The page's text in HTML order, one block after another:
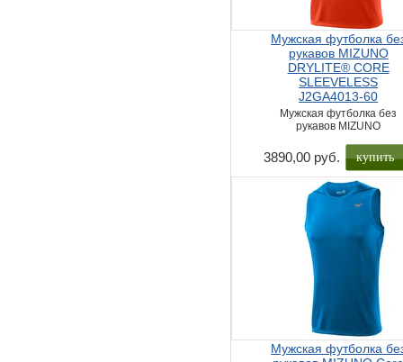
Мужская футболка
рукавов MIZUNO
DRYLITE® CORE
SLEEVELESS
J2GA4013-60
Мужская футболка без
рукавов MIZUNO
3890,00 руб. купить
Мужская футболка